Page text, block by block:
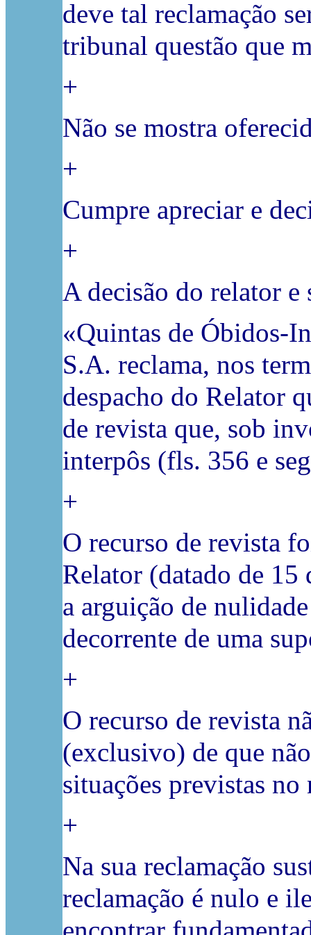
deve tal reclamação
tribunal questão que
+
Não se mostra
+
Cumpre apreciar e
+
A decisão do relator e
«Quintas de Óbidos-
S.A. reclama, nos
despacho do Relator
de revista que, sob
interpôs (fls. 356 e
+
O recurso de revista
Relator (datado de
a arguição de
decorrente de uma
+
O recurso de revista
(exclusivo) de que
situações previstas
+
Na sua reclamação
reclamação é nulo e